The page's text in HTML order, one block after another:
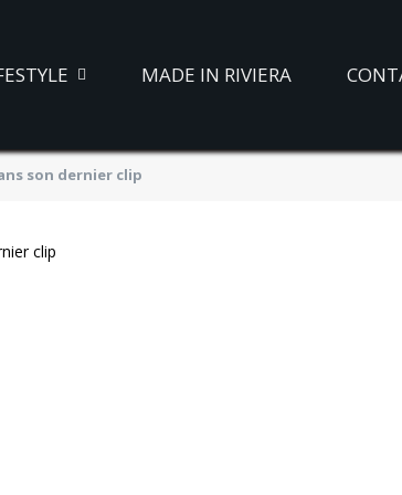
MADE IN RIVIERA
son dernier clip